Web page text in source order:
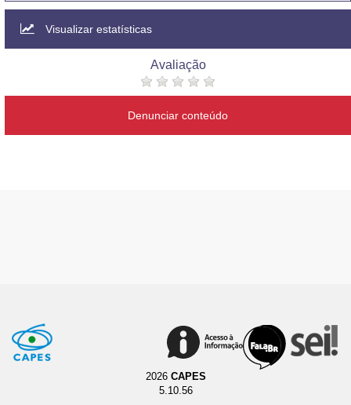
Visualizar estatísticas
Avaliação
Denunciar conteúdo
2026 CAPES
5.10.56